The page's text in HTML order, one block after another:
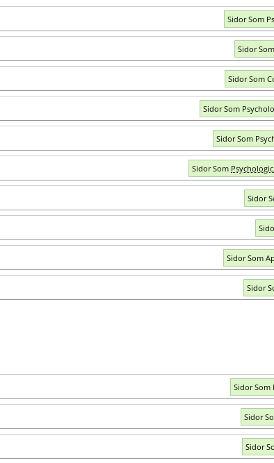
Sidor Som
Sidor
Sidor Som
Sidor Som
Sidor Som
Sidor Som
Sidor
Sidor Som
Sidor
Sidor Som
Sidor
Sidor